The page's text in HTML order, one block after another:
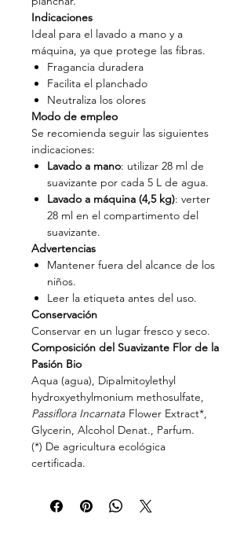
Indicaciones
Ideal para el lavado a mano y a
máquina, ya que protege las fibras.
Fragancia duradera
Facilita el planchado
Neutraliza los olores
Modo de empleo
Se recomienda seguir las siguientes
indicaciones:
Lavado a mano: utilizar 28 ml de
suavizante por cada 5 L de agua.
Lavado a máquina (4,5 kg): verter
28 ml en el compartimento del
suavizante.
Advertencias
Mantener fuera del alcance de los
niños.
Leer la etiqueta antes del uso.
Conservación
Conservar en un lugar fresco y seco.
Composición del Suavizante Flor de la
Pasión Bio
Aqua (agua), Dipalmitoylethyl
hydroxyethylmonium methosulfate,
Passiflora Incarnata Flower Extract*,
Glycerin, Alcohol Denat., Parfum.
(*) De agricultura ecológica
certificada.